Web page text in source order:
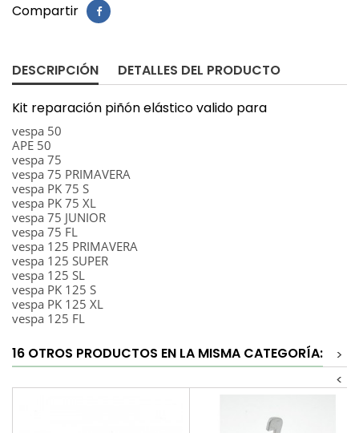
Compartir
DESCRIPCIÓN DETALLES DEL PRODUCTO
Kit reparación piñón elástico valido para
vespa 50
APE 50
vespa 75
vespa 75 PRIMAVERA
vespa PK 75 S
vespa PK 75 XL
vespa 75 JUNIOR
vespa 75 FL
vespa 125 PRIMAVERA
vespa 125 SUPER
vespa 125 SL
vespa PK 125 S
vespa PK 125 XL
vespa 125 FL
16 OTROS PRODUCTOS EN LA MISMA CATEGORÍA:
>
<